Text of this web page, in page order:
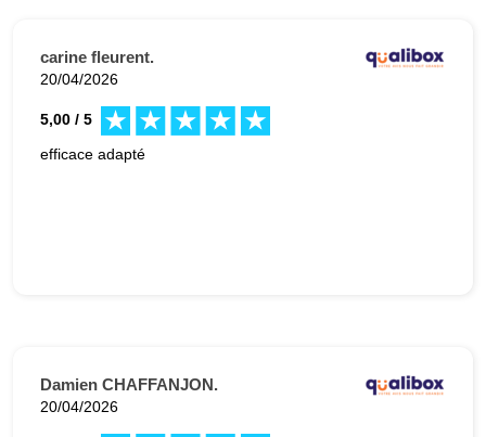
carine fleurent.
20/04/2026
5,00 / 5
efficace adapté
Damien CHAFFANJON.
20/04/2026